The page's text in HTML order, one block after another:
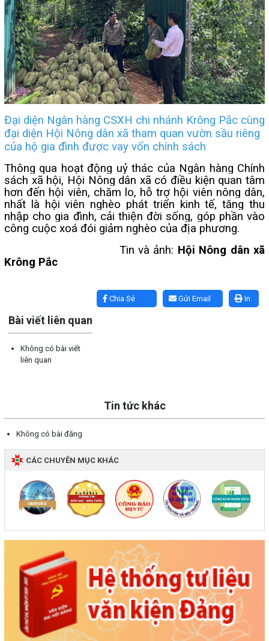
Đại diện Ngân hàng CSXH chi nhánh Krông Pắc cùng
đại diện Hội Nông dân xã tham quan vườn sầu riêng
của hộ gia đình được vay vốn chính sách
Thông qua hoạt động uỷ thác của Ngân hàng Chính
sách xã hội, Hội Nông dân xã có điều kiện quan tâm
hơn đến hội viên, chăm lo, hỗ trợ hội viên nông dân,
nhất là hội viên nghèo phát triển kinh tế, tăng thu
nhập cho gia đình, cải thiện đời sống, góp phần vào
công cuộc xoá đói giảm nghèo của địa phương.
Tin và ảnh: Hội Nông dân xã
Krông Pắc
In
Gửi Email
Chia Sẻ
Bài viết liên quan
Không có bài viết
liên quan
Tin tức khác
Không có bài đăng
CÁC CHUYÊN MỤC KHÁC